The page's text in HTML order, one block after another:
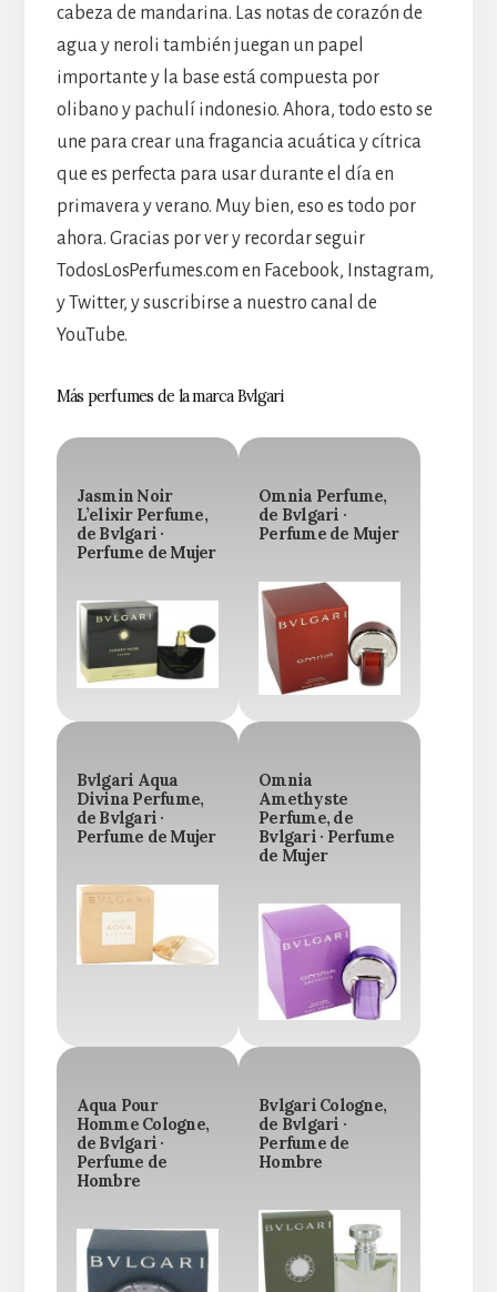
cabeza de mandarina. Las notas de corazón de
agua y neroli también juegan un papel
importante y la base está compuesta por
olibano y pachulí indonesio. Ahora, todo esto se
une para crear una fragancia acuática y cítrica
que es perfecta para usar durante el día en
primavera y verano. Muy bien, eso es todo por
ahora. Gracias por ver y recordar seguir
TodosLosPerfumes.com en Facebook, Instagram,
y Twitter, y suscribirse a nuestro canal de
YouTube.
Más perfumes de la marca Bvlgari
Jasmin Noir
L’elixir Perfume,
de Bvlgari ·
Perfume de Mujer
Omnia Perfume,
de Bvlgari ·
Perfume de Mujer
Bvlgari Aqua
Divina Perfume,
de Bvlgari ·
Perfume de Mujer
Omnia
Amethyste
Perfume, de
Bvlgari · Perfume
de Mujer
Aqua Pour
Homme Cologne,
de Bvlgari ·
Perfume de
Hombre
Bvlgari Cologne,
de Bvlgari ·
Perfume de
Hombre